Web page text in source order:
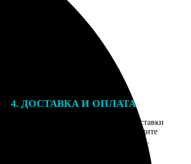
4. ДОСТАВКА И ОПЛАТА
Введите адрес и выберите способ доставки
заказа. Если у вас есть промокод, введите
его в специальное поле для промокода.